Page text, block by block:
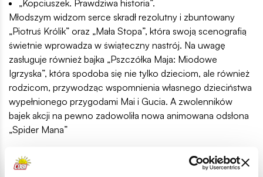
„Kopciuszek. Prawdziwa historia”.
Młodszym widzom serce skradł rezolutny i zbuntowany
„Piotruś Królik” oraz „Mała Stopa”, która swoją scenografią
świetnie wprowadza w świąteczny nastrój. Na uwagę
zasługuje również bajka „Pszczółka Maja: Miodowe
Igrzyska”, która spodoba się nie tylko dzieciom, ale również
rodzicom, przywodząc wspomnienia własnego dzieciństwa
wypełnionego przygodami Mai i Gucia. A zwolenników
bajek akcji na pewno zadowoliła nowa animowana odsłona
„Spider Mana”
Figurki bohaterów filmowych–